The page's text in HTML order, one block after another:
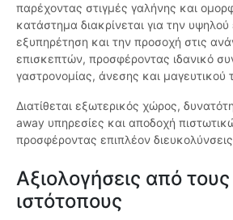
παρέχοντας στιγμές γαλήνης και
κατάστημα διακρίνεται για την υψηλού
εξυπηρέτηση και την προσοχή στις
επισκεπτών, προσφέροντας ιδανικό
γαστρονομίας, άνεσης και μαγευτικού
Διατίθεται εξωτερικός χώρος,
away υπηρεσίες και αποδοχή
προσφέροντας επιπλέον
Αξιολογήσεις από
ιστότοπους